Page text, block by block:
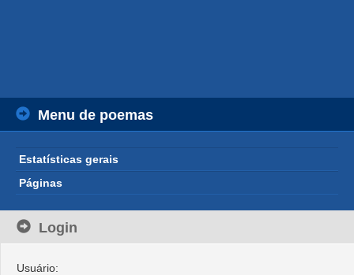
Menu de poemas
Estatísticas gerais
Páginas
Login
Usuário: